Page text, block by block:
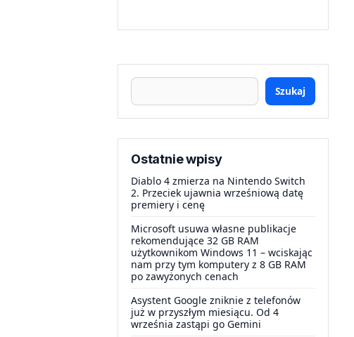
Szukaj
Ostatnie wpisy
Diablo 4 zmierza na Nintendo Switch
2. Przeciek ujawnia wrześniową datę
premiery i cenę
Microsoft usuwa własne publikacje
rekomendujące 32 GB RAM
użytkownikom Windows 11 – wciskając
nam przy tym komputery z 8 GB RAM
po zawyżonych cenach
Asystent Google zniknie z telefonów
już w przyszłym miesiącu. Od 4
września zastąpi go Gemini